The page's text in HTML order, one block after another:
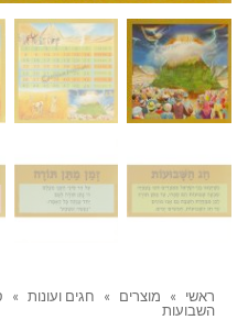
ראשי » מוצרים » חגים ועונות »
השבועות